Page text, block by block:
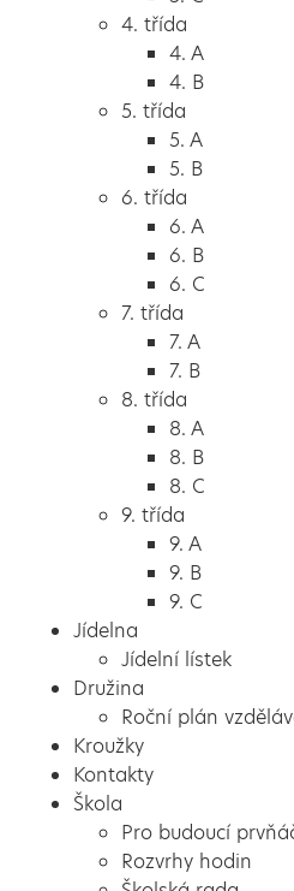
4. třída
4. A
4. B
5. třída
5. A
5. B
6. třída
6. A
6. B
6. C
7. třída
7. A
7. B
8. třída
8. A
8. B
8. C
9. třída
9. A
9. B
9. C
Jídelna
Jídelní lístek
Družina
Roční plán
Kroužky
Kontakty
Škola
Pro budoucí
Rozvrhy hodin